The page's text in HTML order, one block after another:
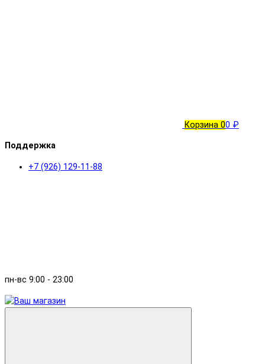
Корзина 00 ₽
Поддержка
+7 (926) 129-11-88
пн-вс 9:00 - 23:00